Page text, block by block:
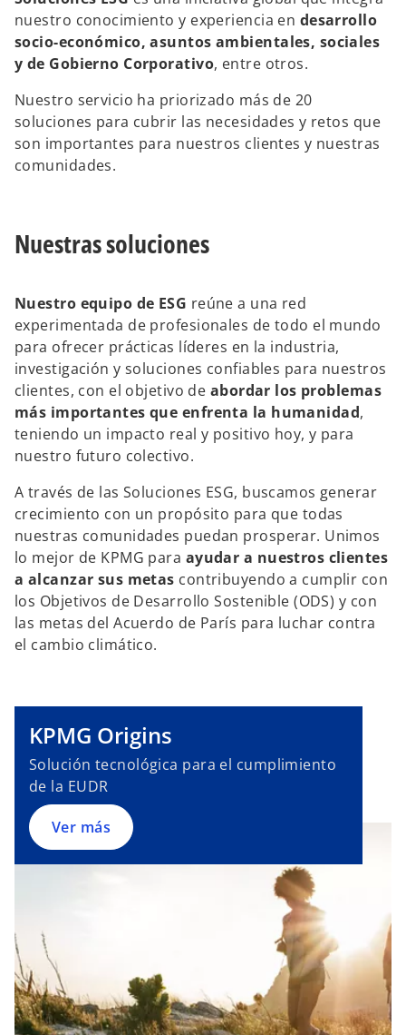
s
a
a
n
e
v
a
s
a
ñ
a
e
v
a
e
s
a
a
e
v
a
nuestro conocimiento y experiencia en desarrollo
socio-económico, asuntos ambientales, sociales
y de Gobierno Corporativo, entre otros.
Nuestro servicio ha priorizado más de 20
soluciones para cubrir las necesidades y retos que
son importantes para nuestros clientes y nuestras
comunidades.
Nuestras soluciones
Nuestro equipo de ESG reúne a una red
experimentada de profesionales de todo el mundo
para ofrecer prácticas líderes en la industria,
investigación y soluciones confiables para nuestros
clientes, con el objetivo de abordar los problemas
más importantes que enfrenta la humanidad,
teniendo un impacto real y positivo hoy, y para
nuestro futuro colectivo.
A través de las Soluciones ESG, buscamos generar
crecimiento con un propósito para que todas
nuestras comunidades puedan prosperar. Unimos
lo mejor de KPMG para ayudar a nuestros clientes
a alcanzar sus metas contribuyendo a cumplir con
los Objetivos de Desarrollo Sostenible (ODS) y con
las metas del Acuerdo de París para luchar contra
el cambio climático.
KPMG Origins
Solución tecnológica para el cumplimiento
de la EUDR
Ver más